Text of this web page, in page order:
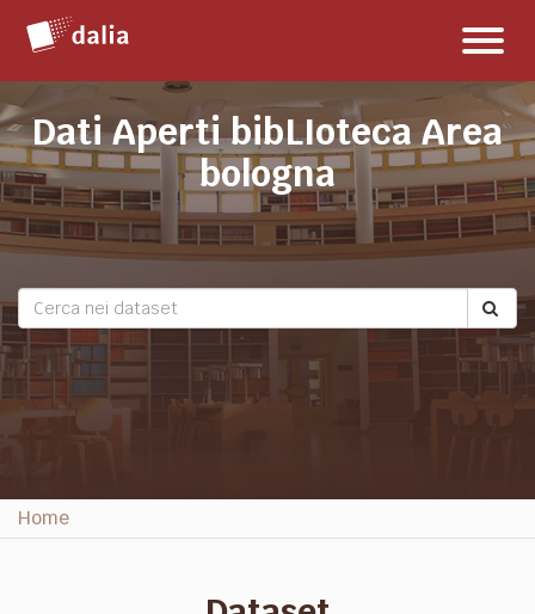
contenuto
Dati Aperti bibLIoteca Area
bologna
Home